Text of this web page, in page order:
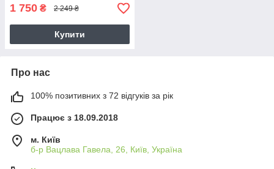
1 750 ₴ 2 249 ₴
Купити
Про нас
100% позитивних з 72 відгуків за рік
Працює з 18.09.2018
м. Київ
б-р Вацлава Гавела, 26, Київ, Україна